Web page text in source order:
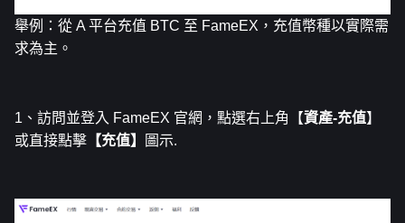
舉例：從 A 平台充值 BTC 至 FameEX，充值幣種以實際需
求為主。
1、訪問並登入 FameEX 官網 ，點選右上角【資產-充值】
或直接點擊 【充值】 圖示.